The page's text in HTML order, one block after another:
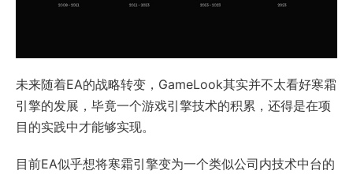
未来随着EA的战略转变，GameLook其实并不太看好寒霜
引擎的发展，毕竟一个游戏引擎技术的积累，还得是在项
目的实践中才能够实现。
目前EA似乎想将寒霜引擎变为一个类似公司内技术中台的